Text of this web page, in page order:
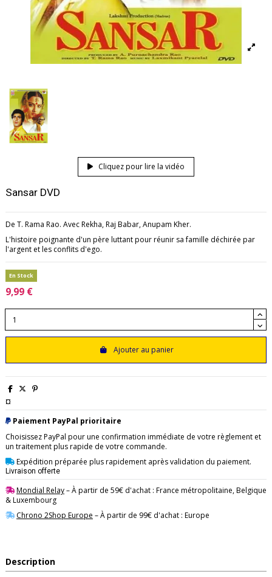
Cliquez pour lire la vidéo
Sansar DVD
De T. Rama Rao. Avec Rekha, Raj Babar, Anupam Kher.
L'histoire poignante d'un père luttant pour réunir sa famille déchirée par
l'argent et les conflits d'ego.
En Stock
9,99 €
Ajouter au panier
¤
Paiement PayPal prioritaire
Choisissez PayPal pour une confirmation immédiate de votre règlement et
un traitement plus rapide de votre commande.
Expédition préparée plus rapidement après validation du paiement.
Livraison offerte
Mondial Relay– À partir de 59€ d'achat : France métropolitaine, Belgique
& Luxembourg
Chrono 2Shop Europe – À partir de 99€ d'achat : Europe
Description